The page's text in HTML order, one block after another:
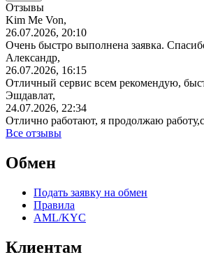
Отзывы
Kim Me Von,
26.07.2026, 20:10
Очень быстро выполнена заявка.
Александр,
26.07.2026, 16:15
Отличный сервис всем рекомендую,
Эшдавлат,
24.07.2026, 22:34
Отлично работают, я продолжаю
Все отзывы
Обмен
Подать заявку на обмен
Правила
AML/KYC
Клиентам